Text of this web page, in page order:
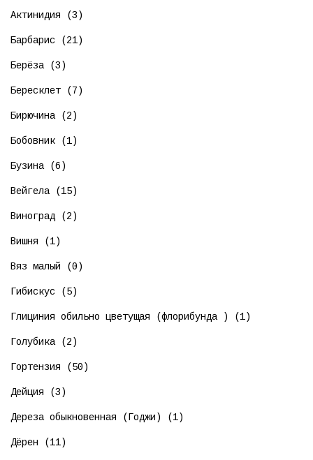
Актинидия (3)
Барбарис (21)
Берёза (3)
Бересклет (7)
Бирючина (2)
Бобовник (1)
Бузина (6)
Вейгела (15)
Виноград (2)
Вишня (1)
Вяз малый (0)
Гибискус (5)
Глициния обильно цветущая (флорибунда ) (1)
Голубика (2)
Гортензия (50)
Дейция (3)
Дереза обыкновенная (Годжи) (1)
Дёрен (11)